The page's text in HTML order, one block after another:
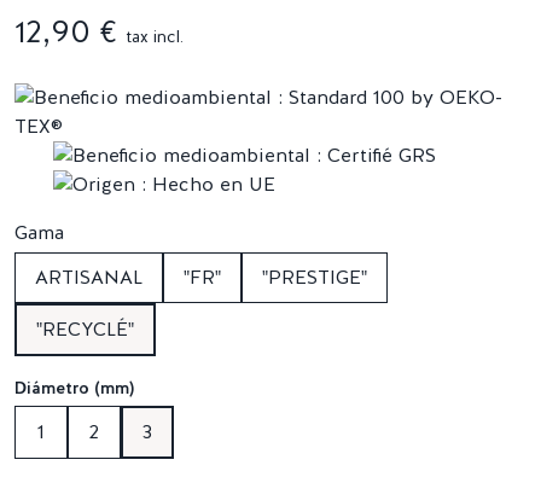
12,90 € tax incl.
Gama
ARTISANAL
"FR" "PRESTIGE"
"RECYCLÉ"
Diámetro (mm)
1 2 3